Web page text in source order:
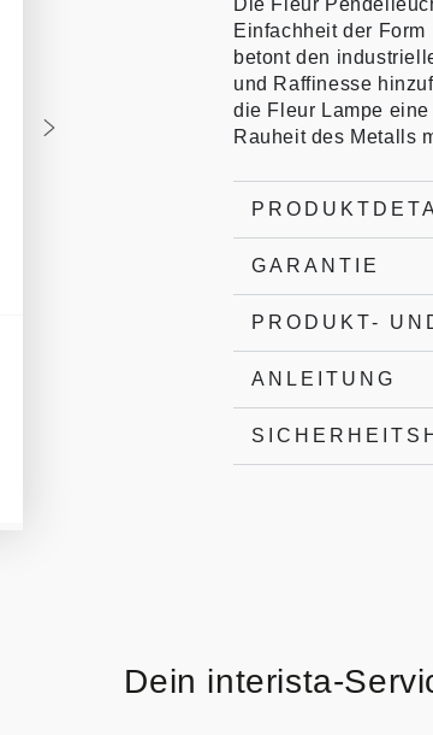
Einfachheit der
betont den
und Raffinesse
die Fleur Lampe
Rauheit des Metalls
GARANTIE
PRODUKT-
ANLEITUNG
Dein interista-